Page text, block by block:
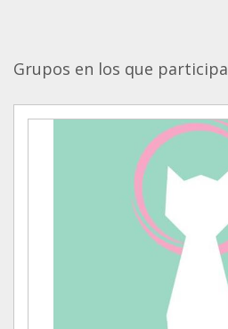
Grupos en los que participa